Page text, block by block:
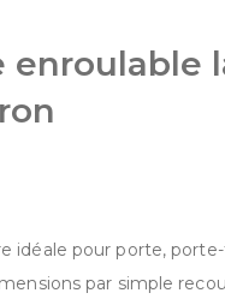
enroulable
idéale pour porte,
par simple